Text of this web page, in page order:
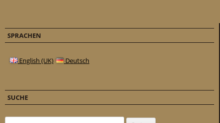
SPRACHEN
English (UK) Deutsch
SUCHE